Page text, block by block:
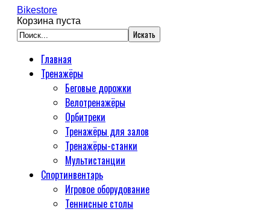
Bikestore
Корзина пуста
Главная
Тренажёры
Беговые дорожки
Велотренажёры
Орбитреки
Тренажёры для залов
Тренажёры-станки
Мультистанции
Спортинвентарь
Игровое оборудование
Теннисные столы